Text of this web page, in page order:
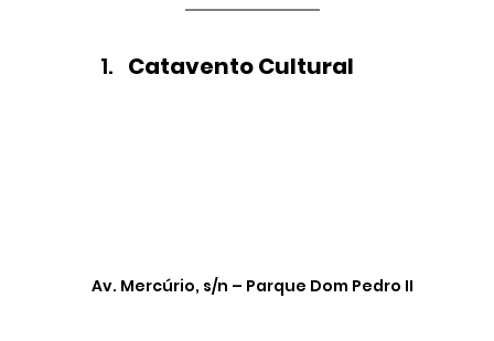
Catavento Cultural
Av. Mercúrio, s/n – Parque Dom Pedro II